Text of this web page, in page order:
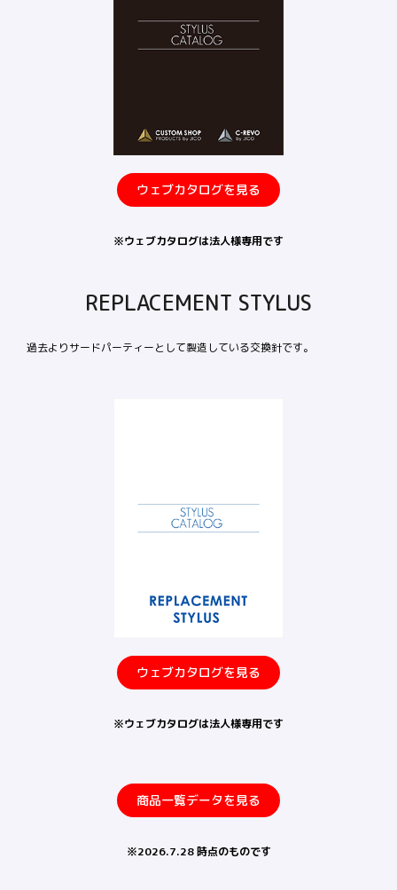
ウェブカタログを見る
※ウェブカタログは法人様専用です
REPLACEMENT STYLUS
過去よりサードパーティーとして製造している交換針です。
ウェブカタログを見る
※ウェブカタログは法人様専用です
商品一覧データを見る
※2026.7.28 時点のものです